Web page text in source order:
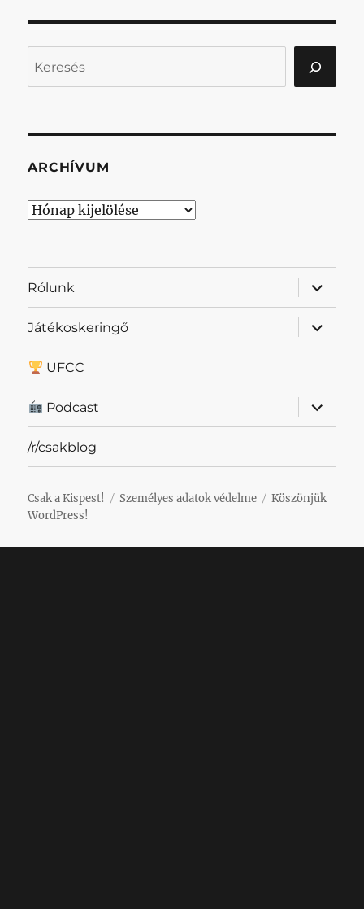
ARCHÍVUM
Archívum
Rólunk
almenü
Játékoskeringő
almenü
UFCC
Podcast
almenü
/r/csakblog
Csak a Kispest! Személyes adatok védelme
Köszönjük
WordPress!